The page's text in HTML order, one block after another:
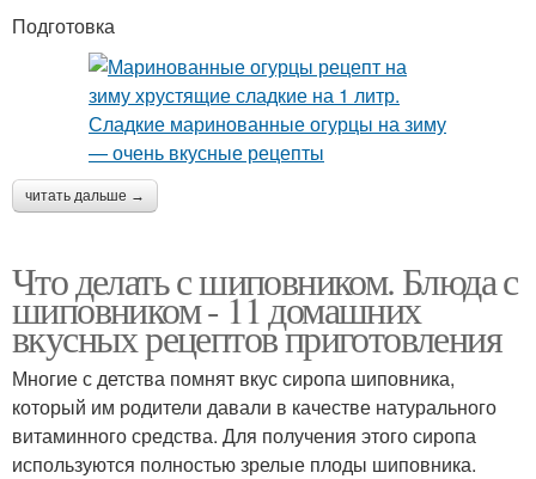
Подготовка
читать дальше →
Что делать с шиповником. Блюда с
шиповником - 11 домашних
вкусных рецептов приготовления
Многие с детства помнят вкус сиропа шиповника,
который им родители давали в качестве натурального
витаминного средства. Для получения этого сиропа
используются полностью зрелые плоды шиповника.